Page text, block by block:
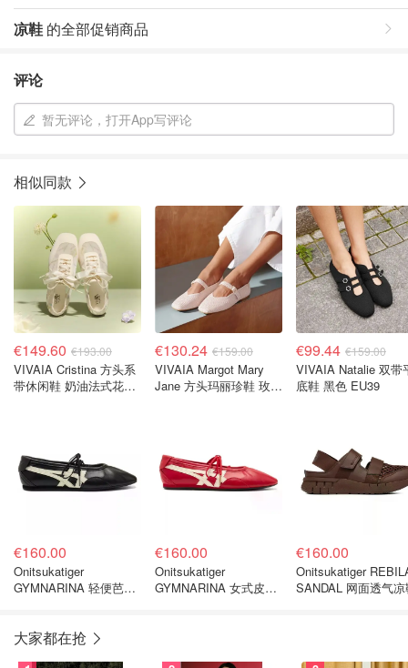
凉鞋 的全部促销商品
评论
暂无评论，打开App写评论
相似同款
€149.60 €193.00
VIVAIA Cristina 方头系
带休闲鞋 奶油法式花卉
€130.24 €159.00
VIVAIA Margot Mary
Jane 方头玛丽珍鞋 玫瑰
€99.44 €159.00
VIVAIA Natalie 双带
底鞋 黑色 EU39
€160.00
Onitsukatiger
GYMNARINA 轻便芭蕾
€160.00
Onitsukatiger
GYMNARINA 女式皮革
€160.00
Onitsukatiger
SANDAL 网面透气
大家都在抢